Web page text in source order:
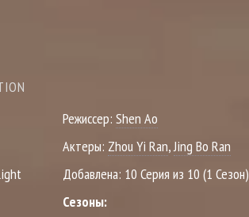
Режиссер: Shen Ao
Актеры: Zhou Yi Ran,Jing Bo Ran
Добавлена: 10 Серия из 10 (1 Сезон)
Сезоны: